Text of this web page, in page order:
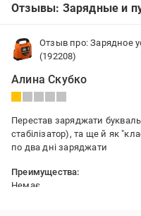
Отзывы: Зарядные и
Отзыв про: Зарядное
(192208)
Алина Скубко
Перестав заряджати
стабілізатор), та ще й як
по два дні заряджати
Преимущества:
Немає